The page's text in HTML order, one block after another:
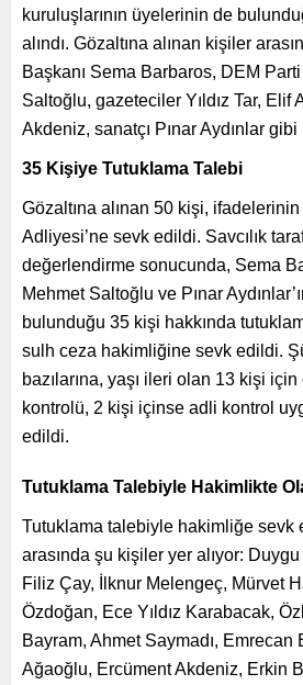
kuruluşlarının üyelerinin de
alındı. Gözaltına alınan kişiler
Başkanı Sema Barbaros, DEM
Saltoğlu, gazeteciler Yıldız Tar, Elif
Akdeniz, sanatçı Pınar Aydınlar
35 Kişiye Tutuklama Talebi
Gözaltına alınan 50 kişi, ifadelerinin
Adliyesi’ne sevk edildi. Savcılık
değerlendirme sonucunda, Sema
Mehmet Saltoğlu ve Pınar
bulunduğu 35 kişi hakkında
sulh ceza hakimliğine sevk edildi.
bazılarına, yaşı ileri olan 13 kişi
kontrolü, 2 kişi içinse adli kontrol
edildi.
Tutuklama Talebiyle Hakimlikte
Tutuklama talebiyle hakimliğe sevk
arasında şu kişiler yer alıyor:
Filiz Çay, İlknur Melengeç, Mürvet
Özdoğan, Ece Yıldız Karabacak,
Bayram, Ahmet Saymadı, Emrecan
Ağaoğlu, Ercüment Akdeniz, Erkin